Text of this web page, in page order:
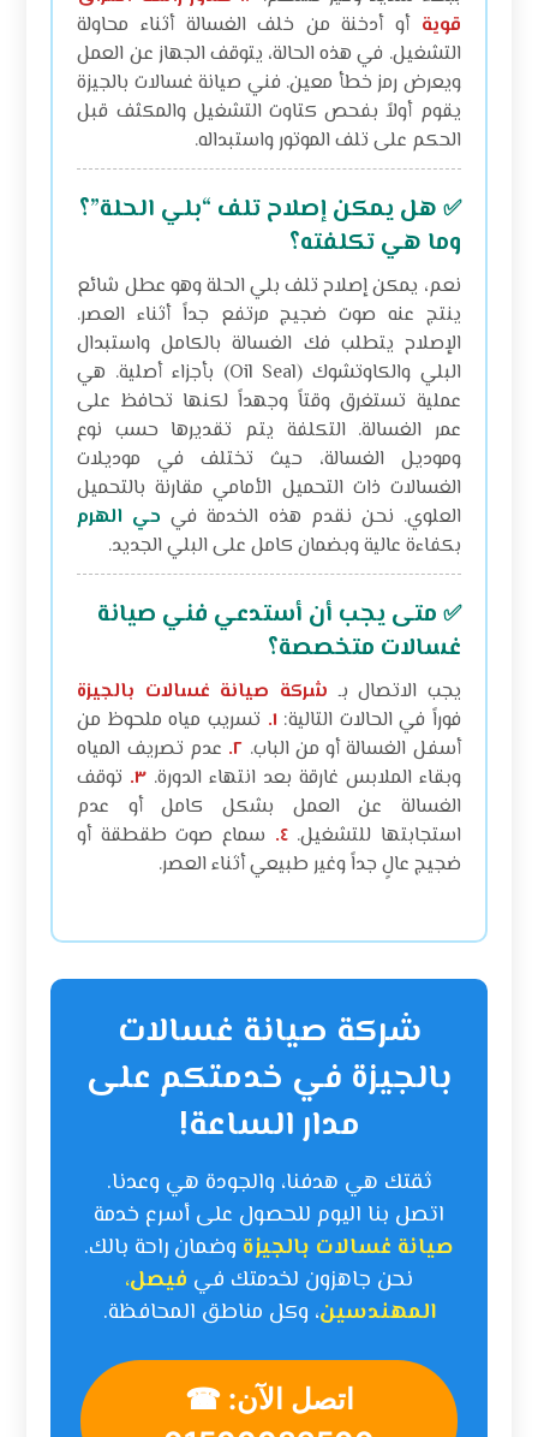
قوية أو أدخنة من خلف الغسالة أثناء محاولة
التشغيل. في هذه الحالة، يتوقف الجهاز عن العمل
ويعرض رمز خطأ معين. فني صيانة غسالات بالجيزة
يقوم أولاً بفحص كتاوت التشغيل والمكثف قبل
الحكم على تلف الموتور واستبداله.
✅ هل يمكن إصلاح تلف “بلي الحلة”؟
وما هي تكلفته؟
نعم، يمكن إصلاح تلف بلي الحلة وهو عطل شائع
ينتج عنه صوت ضجيج مرتفع جداً أثناء العصر.
الإصلاح يتطلب فك الغسالة بالكامل واستبدال
البلي والكاوتشوك (Oil Seal) بأجزاء أصلية. هي
عملية تستغرق وقتاً وجهداً لكنها تحافظ على
عمر الغسالة. التكلفة يتم تقديرها حسب نوع
وموديل الغسالة، حيث تختلف في موديلات
الغسالات ذات التحميل الأمامي مقارنة بالتحميل
العلوي. نحن نقدم هذه الخدمة في حي الهرم
بكفاءة عالية وبضمان كامل على البلي الجديد.
✅ متى يجب أن أستدعي فني صيانة
غسالات متخصصة؟
يجب الاتصال بـ شركة صيانة غسالات بالجيزة
فوراً في الحالات التالية: ١. تسريب مياه ملحوظ من
أسفل الغسالة أو من الباب. ٢. عدم تصريف المياه
وبقاء الملابس غارقة بعد انتهاء الدورة. ٣. توقف
الغسالة عن العمل بشكل كامل أو عدم
استجابتها للتشغيل.٤. سماع صوت طقطقة أو
ضجيج عالٍ جداً وغير طبيعي أثناء العصر.
شركة صيانة غسالات
بالجيزة في خدمتكم على
مدار الساعة!
ثقتك هي هدفنا، والجودة هي وعدنا.
اتصل بنا اليوم للحصول على أسرع خدمة
صيانة غسالات بالجيزة وضمان راحة بالك.
نحن جاهزون لخدمتك في فيصل،
المهندسين، وكل مناطق المحافظة.
☎ اتصل الآن: